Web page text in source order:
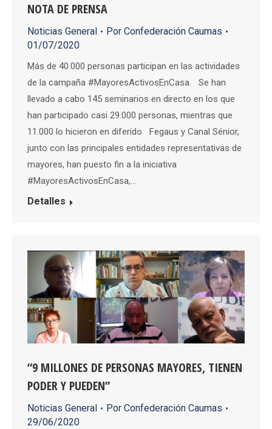
NOTA DE PRENSA
Noticias General Por Confederación Caumas
01/07/2020
Más de 40.000 personas participan en las actividades
de la campaña #MayoresActivosEnCasa. Se han
llevado a cabo 145 seminarios en directo en los que
han participado casi 29.000 personas, mientras que
11.000 lo hicieron en diferido Fegaus y Canal Sénior,
junto con las principales entidades representativas de
mayores, han puesto fin a la iniciativa
#MayoresActivosEnCasa,…
Detalles
“9 MILLONES DE PERSONAS MAYORES, TIENEN
PODER Y PUEDEN”
Noticias General Por Confederación Caumas
29/06/2020